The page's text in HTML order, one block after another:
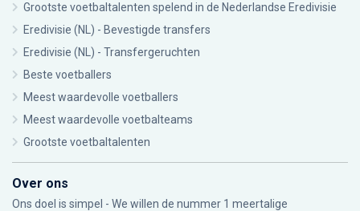
Grootste voetbaltalenten spelend in de Nederlandse Eredivisie
Eredivisie (NL) - Bevestigde transfers
Eredivisie (NL) - Transfergeruchten
Beste voetballers
Meest waardevolle voetballers
Meest waardevolle voetbalteams
Grootste voetbaltalenten
Over ons
Ons doel is simpel - We willen de nummer 1 meertalige